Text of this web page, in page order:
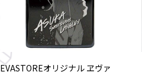
EVASTOREオリジナル ヱヴァ